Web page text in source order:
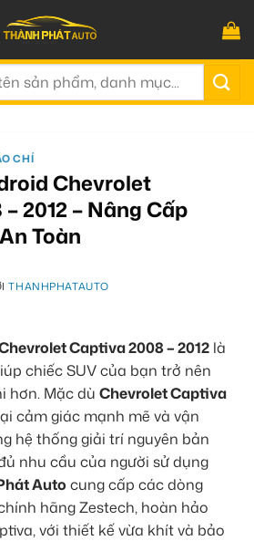
CHÍ
Chevrolet
2012 – Nâng Cấp
Toàn
THANHPHATAUTO
Captiva 2008 – 2012 là
chiếc SUV của bạn trở nên
hơn. Mặc dù Chevrolet Captiva
cảm giác mạnh mẽ và vận
hệ thống giải trí nguyên bản
nhu cầu của người sử dụng
Auto cung cấp các dòng
hãng Zestech, hoàn hảo
với thiết kế vừa khít và bảo